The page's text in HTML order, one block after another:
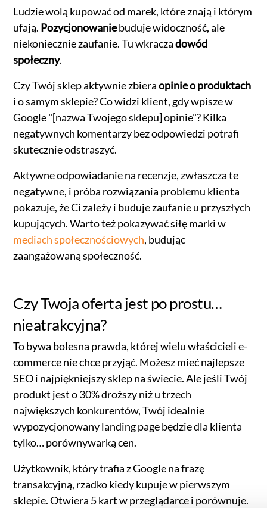
Ludzie wolą kupować od marek, które znają i którym
ufają. Pozycjonowaniebuduje widoczność, ale
niekoniecznie zaufanie. Tu wkraczadowód
społeczny.
Czy Twój sklep aktywnie zbieraopinie o produktach
i o samym sklepie? Co widzi klient, gdy wpisze w
Google "[nazwa Twojego sklepu] opinie"? Kilka
negatywnych komentarzy bez odpowiedzi potrafi
skutecznie odstraszyć.
Aktywne odpowiadanie na recenzje, zwłaszcza te
negatywne, i próba rozwiązania problemu klienta
pokazuje, że Ci zależy i buduje zaufanie u przyszłych
kupujących. Warto też pokazywać siłę marki w
mediach społecznościowych, budując
zaangażowaną społeczność.
Czy Twoja oferta jest po prostu…
nieatrakcyjna?
To bywa bolesna prawda, której wielu właścicieli e-
commerce nie chce przyjąć. Możesz mieć najlepsze
SEO i najpiękniejszy sklep na świecie. Ale jeśli Twój
produkt jest o 30% droższy niż u trzech
największych konkurentów, Twój idealnie
wypozycjonowany landing page będzie dla klienta
tylko… porównywarką cen.
Użytkownik, który trafia z Google na frazę
transakcyjną, rzadko kiedy kupuje w pierwszym
sklepie. Otwiera 5 kart w przeglądarce i porównuje.